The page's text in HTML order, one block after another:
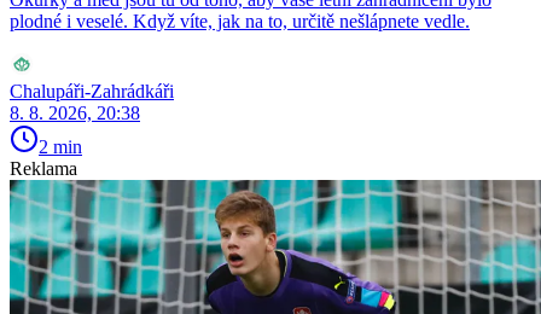
plodné i veselé. Když víte, jak na to, určitě nešlápnete vedle.
Chalupáři-Zahrádkáři
8. 8. 2026, 20:38
2 min
Reklama